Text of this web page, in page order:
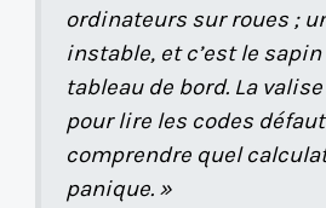
ordinateurs sur roues ;
instable, et c’est le sapin
tableau de bord. La
pour lire les codes
comprendre quel
panique. »